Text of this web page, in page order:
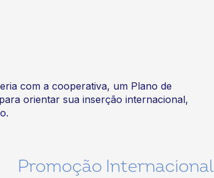
com a cooperativa, um Plano de
orientar sua inserção internacional,
Promoção Internacional